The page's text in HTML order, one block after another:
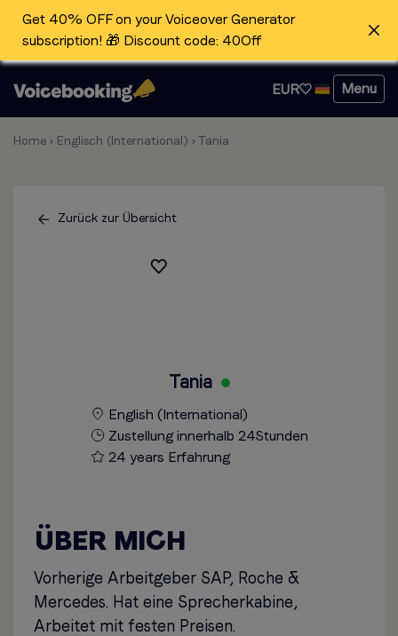
Get 40% OFF on your Voiceover Generator
subscription! 🎁 Discount code: 40Off
EUR Menu
Home › Englisch (International) ›Tania
Zurück zur Übersicht
Tania
English (International)
Zustellung innerhalb 24Stunden
24 years Erfahrung
ÜBER MICH
Vorherige Arbeitgeber SAP, Roche &
Mercedes. Hat eine Sprecherkabine,
Arbeitet mit festen Preisen.